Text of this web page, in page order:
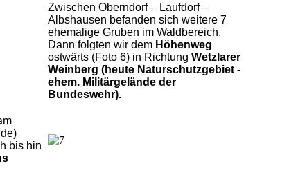
Zwischen Oberndorf – Laufdorf –
Albshausen befanden sich weitere 7
ehemalige Gruben im Waldbereich.
Dann folgten wir dem Höhenweg
ostwärts (Foto 6) in RichtungWetzlarer
Weinberg (heute Naturschutzgebiet -
ehem. Militärgelände der
Bundeswehr).
bis hin